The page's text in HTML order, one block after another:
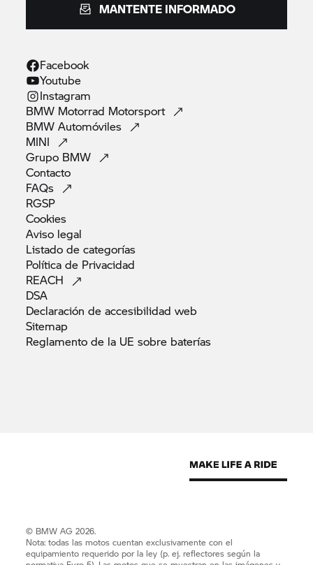
MANTENTE INFORMADO
Facebook
Youtube
Instagram
BMW Motorrad Motorsport
BMWAutomóviles
MINI
Grupo BMW
Contacto
FAQs
RGSP
Cookies
Aviso legal
Listado decategorías
Política de Privacidad
REACH
DSA
Declaración de accesibilidadweb
Sitemap
Reglamento de la UE sobre baterías
© BMW AG 2026.
Nota: todas las motos cuentan exclusivamente con el
equipamiento requerido por la ley (p. ej. reflectores según la